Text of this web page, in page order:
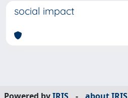
social impact